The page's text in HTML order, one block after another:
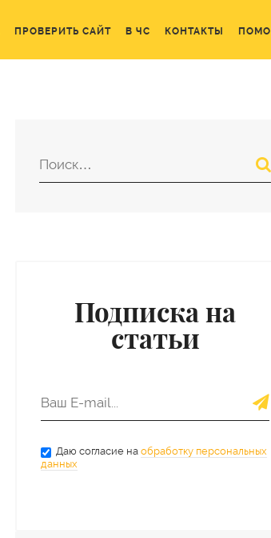
ПРОВЕРИТЬ САЙТ В ЧС КОНТАКТЫ
Подписка на
статьи
Даю согласие наобработку персональных
данных